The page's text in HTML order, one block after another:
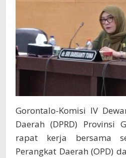
Gorontalo-Komisi IV
Daerah (DPRD) Provinsi
rapat kerja bersama
Perangkat Daerah (OPD)